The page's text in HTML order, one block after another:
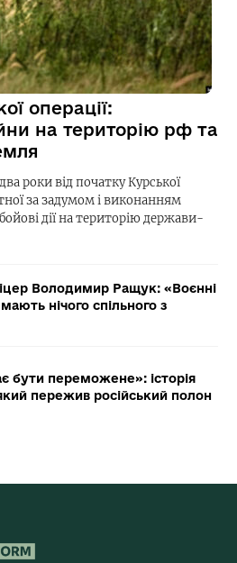
операції:
на територію рф та
роки від початку Курської
за задумом і виконанням
дії на територію держави-
Володимир Ращук: «Воєнні
нічого спільного з
бути переможене»: історія
пережив російський полон